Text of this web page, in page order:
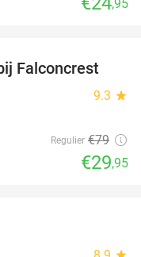
,95
62%
Falconcrest
9.3 star
Regulier €79
€29,95